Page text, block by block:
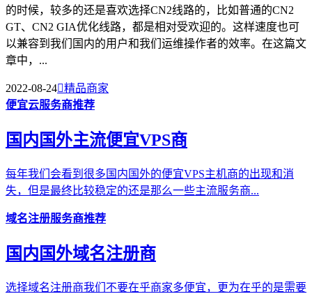
的时候，较多的还是喜欢选择CN2线路的，比如普通的CN2
GT、CN2 GIA优化线路，都是相对受欢迎的。这样速度也可
以兼容到我们国内的用户和我们运维操作者的效率。在这篇文
章中，...
2022-08-24精品商家
便宜云服务商推荐
国内国外主流便宜VPS商
每年我们会看到很多国内国外的便宜VPS主机商的出现和消
失，但是最终比较稳定的还是那么一些主流服务商...
域名注册服务商推荐
国内国外域名注册商
选择域名注册商我们不要在乎商家多便宜，更为在乎的是需要